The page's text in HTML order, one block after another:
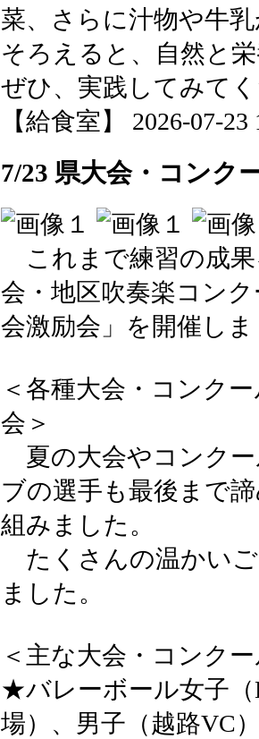
菜、さらに汁物や牛
そろえると、自然と
ぜひ、実践してみて
【給食室】 2026-07-23
7/23 県大会・コンク
これまで練習の成果
会・地区吹奏楽コン
会激励会」を開催し
＜各種大会・コンク
会＞
夏の大会やコンクー
ブの選手も最後まで
組みました。
たくさんの温かい
ました。
＜主な大会・コンク
★バレーボール女子（
場）、男子（越路VC